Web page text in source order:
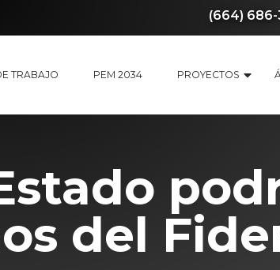
(664) 686-
TRABAJO PEM 2034 PROYECTOS
del